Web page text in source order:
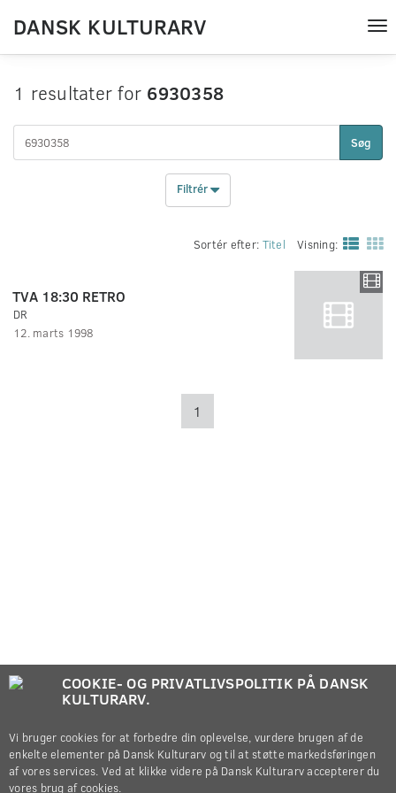
DANSK KULTURARV
1 resultater for 6930358
Søg
Filtrér
Sortér efter: Titel Visning:
TVA 18:30 RETRO
DR
12. marts 1998
1
COOKIE- OG PRIVATLIVSPOLITIK PÅ DANSK
KULTURARV.
Vi bruger cookies for at forbedre din oplevelse, vurdere brugen af de
enkelte elementer på Dansk Kulturarv og til at støtte markedsføringen
af vores services. Ved at klikke videre på Dansk Kulturarv accepterer du
vores brug af cookies.